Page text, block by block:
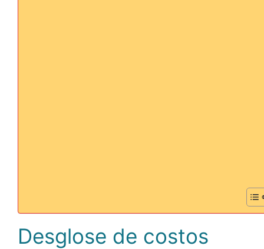
Desglose de costos